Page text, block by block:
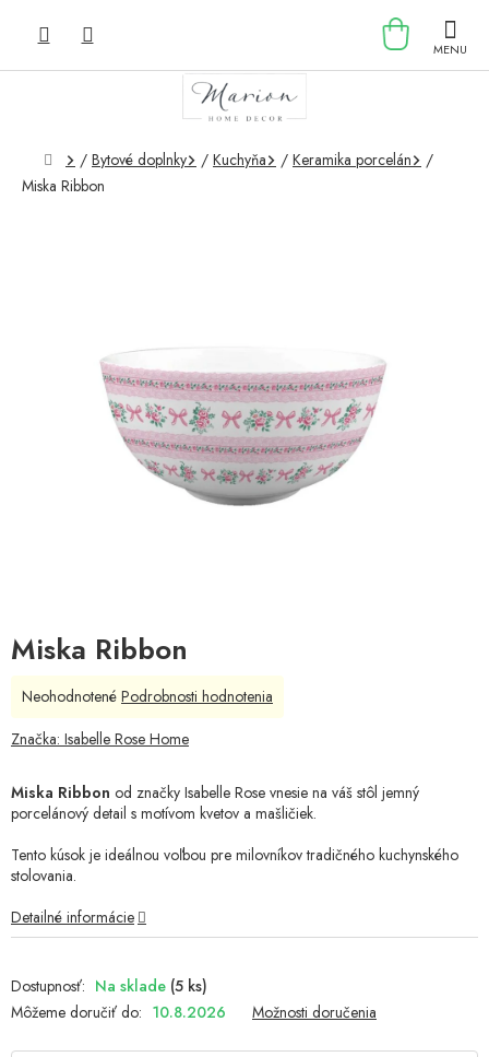
KOŠÍK
Domov
/ Bytové doplnky / Kuchyňa / Keramika porcelán
/
Miska Ribbon
Miska Ribbon
Na sklade (5 ks)
Môžeme doručiť do: 10.8.2026 Možnosti doručenia
Miska Ribbon od značky Isabelle Rose vnesie na váš stôl jemný
porcelánový detail s motívom kvetov a mašličiek.
Tento kúsok je ideálnou voľbou pre milovníkov tradičného kuchynského
stolovania.
Detailné informácie
Priemerné
produktu
z
5
Neohodnotené Podrobnosti hodnotenia
Značka: Isabelle Rose Home